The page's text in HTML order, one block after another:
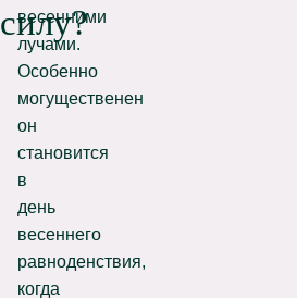
силу?
весенними
лучами.
Особенно
могущественен
он
становится
в
день
весеннего
равноденствия,
когда